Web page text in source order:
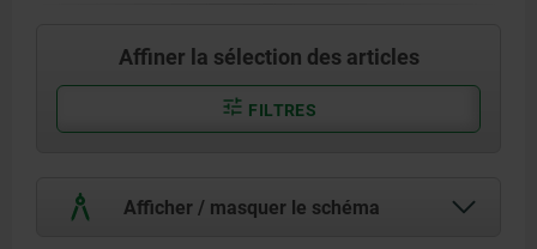
Affiner la sélection des articles
FILTRES
Afficher / masquer le schéma